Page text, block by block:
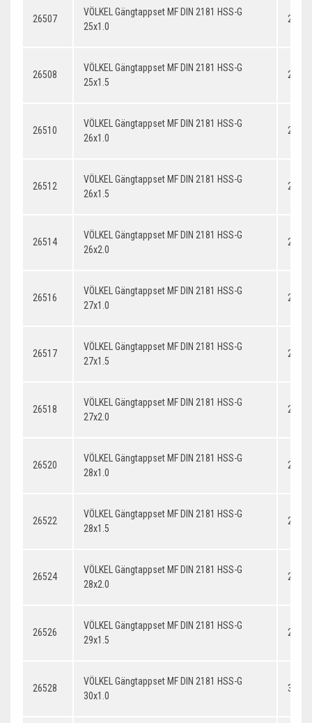
26507
VÖLKEL Gängtappset MF DIN 2181 HSS-G
25x1.0
26508
VÖLKEL Gängtappset MF DIN 2181 HSS-G
25x1.5
26510
VÖLKEL Gängtappset MF DIN 2181 HSS-G
26x1.0
26512
VÖLKEL Gängtappset MF DIN 2181 HSS-G
26x1.5
26514
VÖLKEL Gängtappset MF DIN 2181 HSS-G
26x2.0
26516
VÖLKEL Gängtappset MF DIN 2181 HSS-G
27x1.0
26517
VÖLKEL Gängtappset MF DIN 2181 HSS-G
27x1.5
26518
VÖLKEL Gängtappset MF DIN 2181 HSS-G
27x2.0
26520
VÖLKEL Gängtappset MF DIN 2181 HSS-G
28x1.0
26522
VÖLKEL Gängtappset MF DIN 2181 HSS-G
28x1.5
26524
VÖLKEL Gängtappset MF DIN 2181 HSS-G
28x2.0
26526
VÖLKEL Gängtappset MF DIN 2181 HSS-G
29x1.5
26528
VÖLKEL Gängtappset MF DIN 2181 HSS-G
30x1.0